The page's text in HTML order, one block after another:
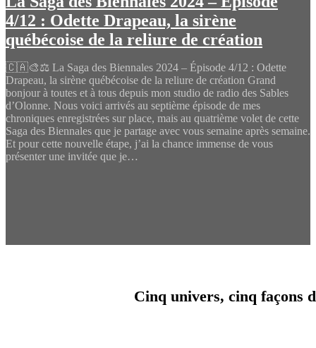
4/12 : Odette Drapeau, la sirène
québécoise de la reliure de création
🇨🇦🎨⚖️ La Saga des Biennales 2024 – Épisode 4/12 : Odette
Drapeau, la sirène québécoise de la reliure de création Grand
bonjour à toutes et à tous depuis mon studio de radio des Sables
d’Olonne. Nous voici arrivés au septième épisode de mes
chroniques enregistrées sur place, mais au quatrième volet de cette
Saga des Biennales que je partage avec vous semaine après semaine.
Et pour cette nouvelle étape, j’ai la chance immense de vous
présenter une invitée que je…
Cinq univers, cinq façons